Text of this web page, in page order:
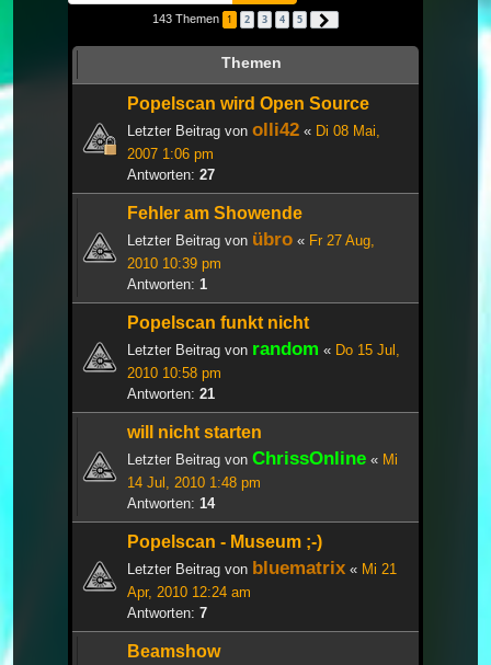
143 Themen 1 2 3 4 5
Themen
Popelscan wird Open Source
Letzter Beitrag von olli42 « Di 08 Mai,
2007 1:06 pm
Antworten: 27
Fehler am Showende
Letzter Beitrag von übro « Fr 27 Aug,
2010 10:39 pm
Antworten: 1
Popelscan funkt nicht
Letzter Beitrag von random « Do 15 Jul,
2010 10:58 pm
Antworten: 21
will nicht starten
Letzter Beitrag von ChrissOnline « Mi
14 Jul, 2010 1:48 pm
Antworten: 14
Popelscan - Museum ;-)
Letzter Beitrag von bluematrix « Mi 21
Apr, 2010 12:24 am
Antworten: 7
Beamshow